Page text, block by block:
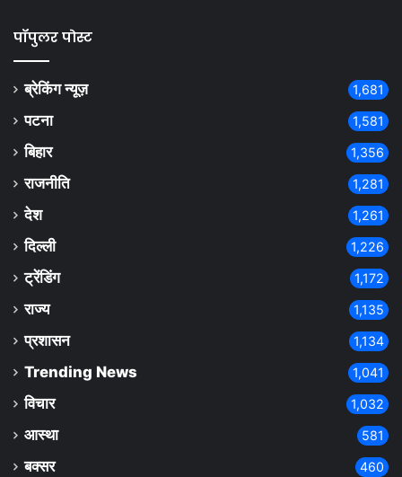
पॉपुलर पोस्ट
ब्रेकिंग न्यूज़ 1,681
पटना 1,581
बिहार 1,356
राजनीति 1,281
देश 1,261
दिल्ली 1,226
ट्रेंडिंग 1,172
राज्य 1,135
प्रशासन 1,134
Trending News 1,041
विचार 1,032
आस्था 581
बक्सर 460